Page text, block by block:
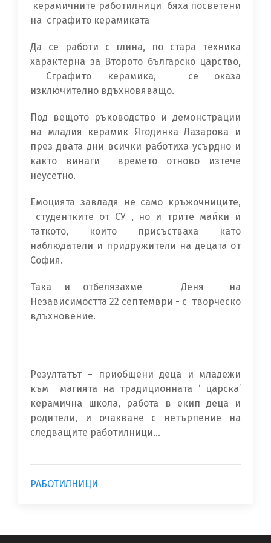
керамичните работилници бяха посветени
на сграфито керамиката
Да се работи с глина, по стара техника
характерна за Второто българско царство,
Сграфито керамика, се оказа
изключително вдъхновяващо.
Под вещото ръководство и демонстрации
на младия керамик Ягодинка Лазарова и
през двата дни всички работиха усърдно и
както винаги времето отново изтече
неусетно.
Емоцията завладя не само кръжочниците,
студентките от СУ , но и трите майки и
таткото, които присъстваха като
наблюдатели и придружители на децата от
София.
Така и отбелязахме Деня на
Независимостта 22 септември - с творческо
вдъхновение.
Резултатът – приобщени деца и младежи
към магията на традиционната ‘ царска’
керамична школа, работа в екип деца и
родители, и очакване с нетърпение на
следващите работилници...
РАБОТИЛНИЦИ